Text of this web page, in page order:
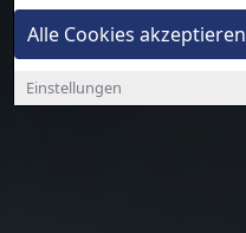
Alle Cookies akzeptieren
Einstellungen